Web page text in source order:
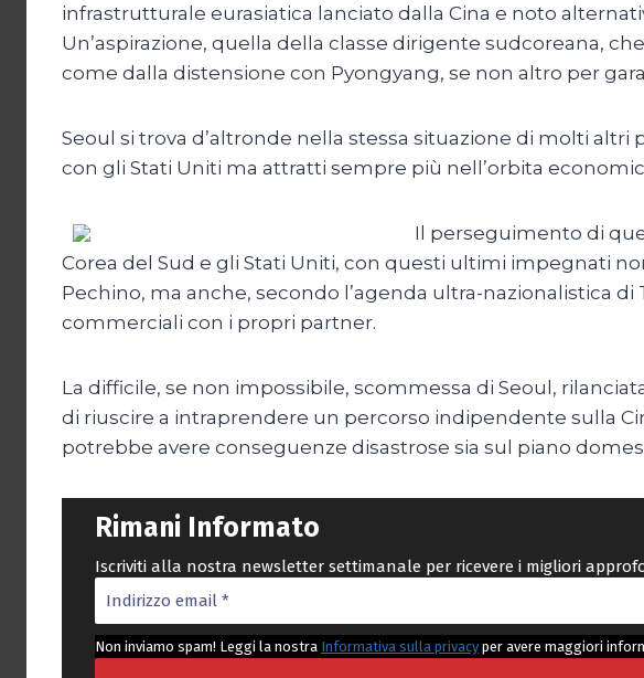
infrastrutturale eurasiatica lanciato dalla Cina e noto
Un’aspirazione, quella della classe dirigente sudcoreana,
come dalla distensione con Pyongyang, se non altro per
Seoul si trova d’altronde nella stessa situazione di molti
con gli Stati Uniti ma attratti sempre più nell’orbita
Il perseguimento di
Corea del Sud e gli Stati Uniti, con questi ultimi impegnati
Pechino, ma anche, secondo l’agenda ultra-nazionalistica
commerciali con i propri partner.
La difficile, se non impossibile, scommessa di Seoul,
di riuscire a intraprendere un percorso indipendente sulla
potrebbe avere conseguenze disastrose sia sul piano
Rimani Informato
Iscriviti alla nostra newsletter settimanale per ricevere i migliori
Non inviamo spam! Leggi la nostra Informativa sulla privacy per avere maggiori